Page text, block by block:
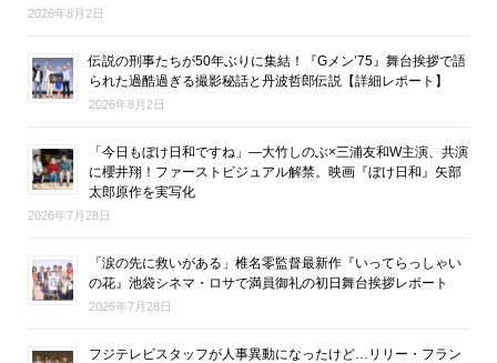
2026年8月2日
伝説の刑事たちが50年ぶりに集結！『Gメン’75』舞台挨拶で語
られた過酷過ぎる撮影秘話と丹波哲郎伝説【詳細レポート】
2026年8月2日
「今日もぼけ日和ですね」―大竹しのぶ×三浦友和W主演、共演
に櫻井翔！ファーストビジュアル解禁。映画『ぼけ日和』矢部
太郎原作を実写化
2026年7月28日
「涙の先に救いがある」椎名零監督最新作『いってらっしゃい
の花』池袋シネマ・ロサで満員御礼の初日舞台挨拶レポート
2026年7月28日
フジテレビスタッフが人事異動になったけど…リリー・フラン